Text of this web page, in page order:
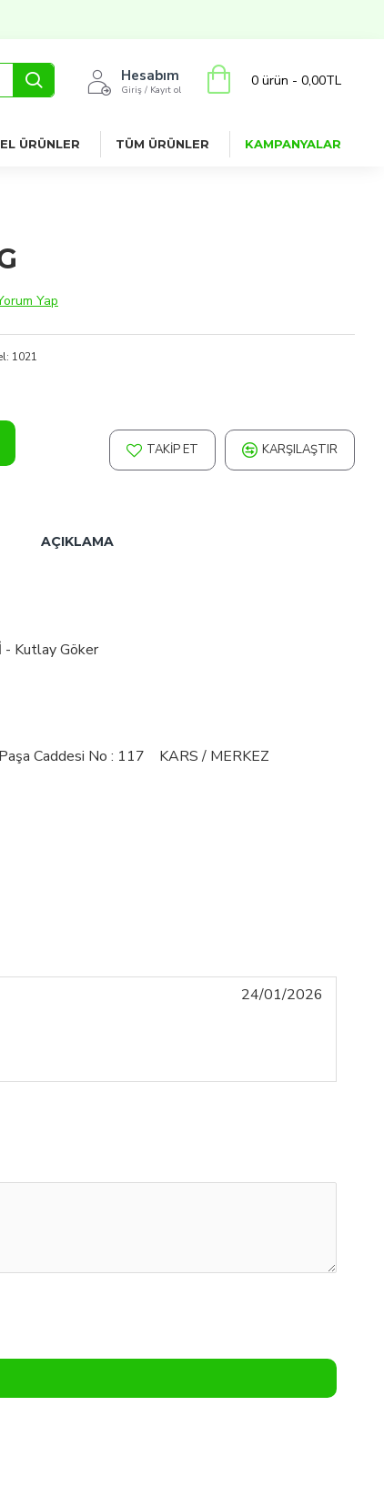
Hesabım
Giriş / Kayıt ol
0 ürün - 0,00TL
ÜRÜNLER TÜM ÜRÜNLER KAMPANYALAR
Yap
1021
TAKIP ET KARŞILAŞTIR
AÇIKLAMA
Kutlay Göker
Caddesi No : 117 KARS / MERKEZ
24/01/2026